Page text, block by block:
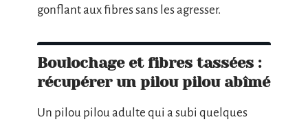
gonflant aux fibres sans les agresser.
Boulochage et fibres tassées :
récupérer un pilou pilou abîmé
Un pilou pilou adulte qui a subi quelques